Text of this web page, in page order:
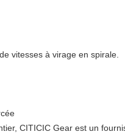
vitesses à virage en spirale.
CITICIC Gear est un